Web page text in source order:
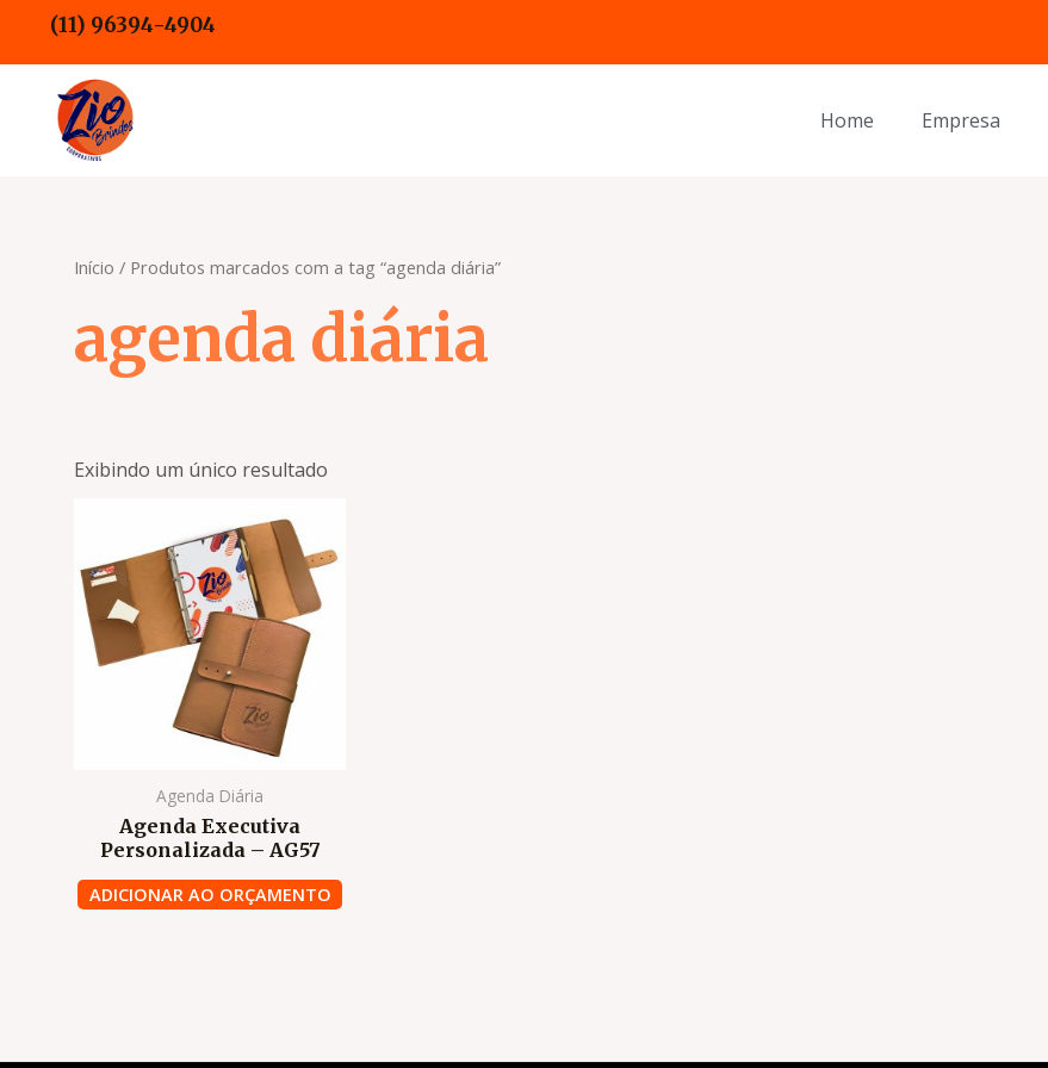
o
conteúdo
(11) 96394-4904
Home Empresa
Início / Produtos marcados com a tag “agenda diária”
agenda diária
Exibindo um único resultado
Agenda Diária
Agenda Executiva
Personalizada – AG57
ADICIONAR AO ORÇAMENTO